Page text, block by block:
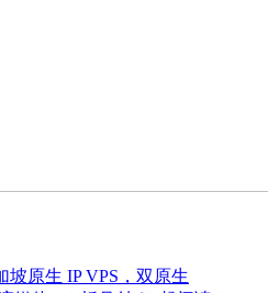
原生 IP VPS，双原生